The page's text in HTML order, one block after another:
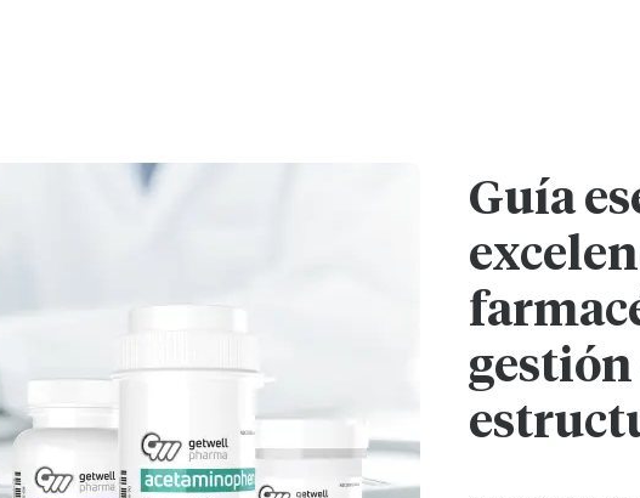
Guía